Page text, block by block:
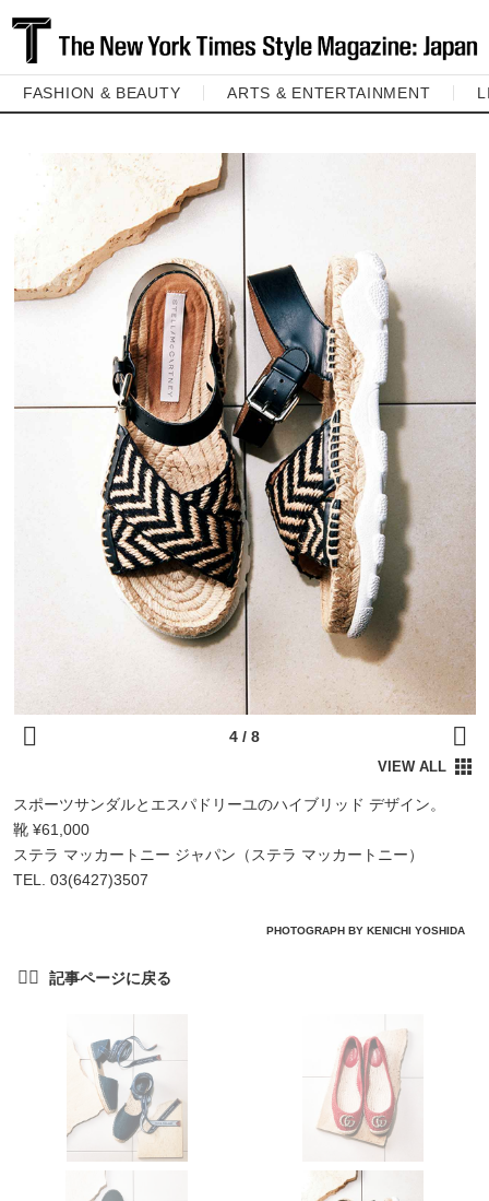
FASHION & BEAUTY ARTS & ENTERTAINMENT
スポーツサンダルとエスパドリーユのハイブリッド デザイン。
靴 ¥61,000
ステラ マッカートニー ジャパン（ステラ マッカートニー）
TEL. 03(6427)3507
PHOTOGRAPH BY KENICHI YOSHIDA